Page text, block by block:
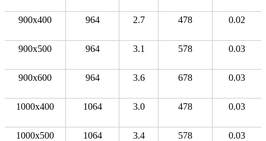
900x400 964 2.7 478 0.02
900x500 964 3.1 578 0.03
900x600 964 3.6 678 0.03
1000x400 1064 3.0 478 0.03
1000x500 1064 3.4 578 0.03